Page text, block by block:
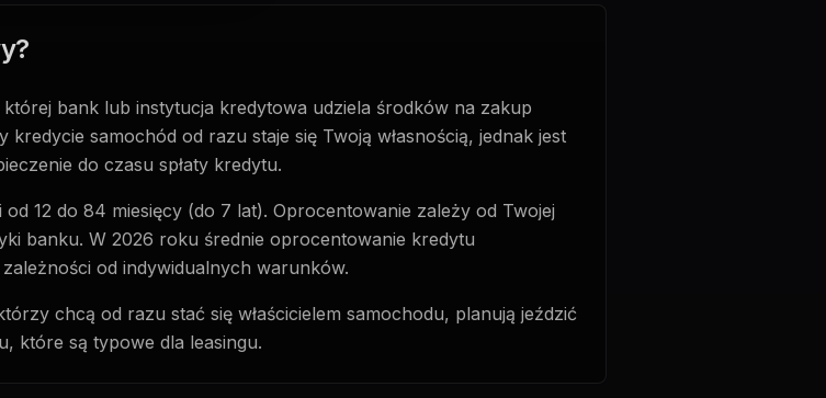
bank lub instytucja kredytowa udziela środków na zakup
samochód od razu staje się Twoją własnością, jednak jest
do czasu spłaty kredytu.
12 do 84 miesięcy (do 7 lat). Oprocentowanie zależy od Twojej
banku. W 2026 roku średnie oprocentowanie kredytu
od indywidualnych warunków.
chcą od razu stać się właścicielem samochodu, planują jeździć
które są typowe dla leasingu.